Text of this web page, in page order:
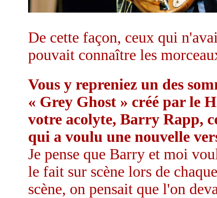
De cette façon, ceux qui
pouvait connaître les
Vous y repreniez un des
« Grey Ghost » créé par le
votre acolyte, Barry Rapp,
qui a voulu une nouvelle
Je pense que Barry et moi
le fait sur scène lors de
scène, on pensait que l'on